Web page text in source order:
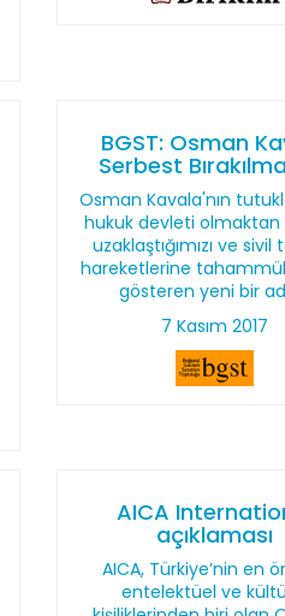
BGST: Osman
Serbest
Osman Kavala'nın
hukuk devleti olmaktan
uzaklaştığımızı ve
hareketlerine
gösteren yeni bir
7 Kasım 2017
AICA
açıklaması
AICA, Türkiye’nin en
entelektüel ve